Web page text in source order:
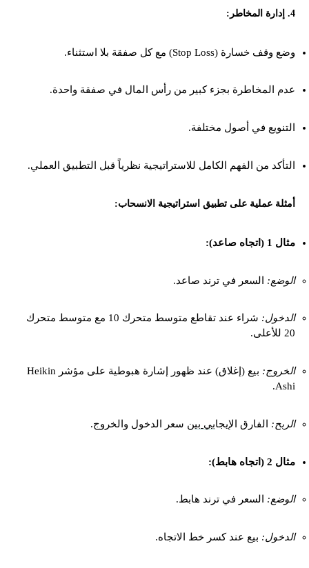
4. إدارة المخاطر:
وضع وقف خسارة (Stop Loss) مع كل صفقة بلا استثناء.
عدم المخاطرة بجزء كبير من رأس المال في صفقة واحدة.
التنويع في أصول مختلفة.
التأكد من الفهم الكامل للاستراتيجية نظرياً قبل التطبيق العملي.
أمثلة عملية على تطبيق استراتيجية الانسحاب:
مثال 1 (اتجاه صاعد):
الوضع: السعر في ترند صاعد.
الدخول:
شراء عند تقاطع متوسط متحرك 10 مع متوسط متحرك
20 للأعلى.
الخروج:
بيع (إغلاق) عند ظهور إشارة هبوطية على مؤشر Heikin
Ashi.
الربح: الفارق الإيجابي بين سعر الدخول والخروج.
مثال 2 (اتجاه هابط):
الوضع: السعر في ترند هابط.
الدخول: بيع عند كسر خط الاتجاه.